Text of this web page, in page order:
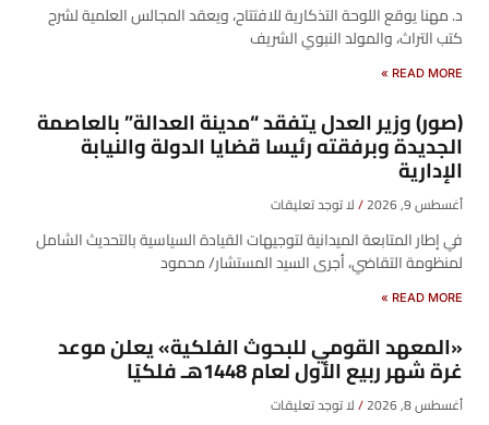
د. مهنا يوقع اللوحة التذكارية للافتتاح، ويعقد المجالس العلمية لشرح
كتب التراث، والمولد النبوي الشريف
READ MORE »
(صور) وزير العدل يتفقد “مدينة العدالة” بالعاصمة
الجديدة وبرفقته رئيسا قضايا الدولة والنيابة
الإدارية
أغسطس 9, 2026 لا توجد تعليقات
في إطار المتابعة الميدانية لتوجيهات القيادة السياسية بالتحديث الشامل
لمنظومة التقاضي، أجرى السيد المستشار/ محمود
READ MORE »
«المعهد القومي للبحوث الفلكية» يعلن موعد
غرة شهر ربيع الأول لعام 1448هـ فلكيًا
أغسطس 8, 2026 لا توجد تعليقات